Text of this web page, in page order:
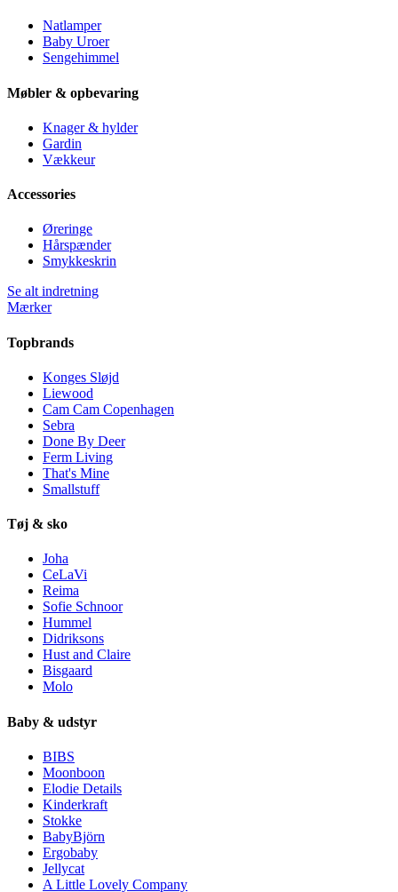
Natlamper
Baby Uroer
Sengehimmel
Møbler & opbevaring
Knager & hylder
Gardin
Vækkeur
Accessories
Øreringe
Hårspænder
Smykkeskrin
Se alt indretning
Mærker
Topbrands
Konges Sløjd
Liewood
Cam Cam Copenhagen
Sebra
Done By Deer
Ferm Living
That's Mine
Smallstuff
Tøj & sko
Joha
CeLaVi
Reima
Sofie Schnoor
Hummel
Didriksons
Hust and Claire
Bisgaard
Molo
Baby & udstyr
BIBS
Moonboon
Elodie Details
Kinderkraft
Stokke
BabyBjörn
Ergobaby
Jellycat
A Little Lovely Company